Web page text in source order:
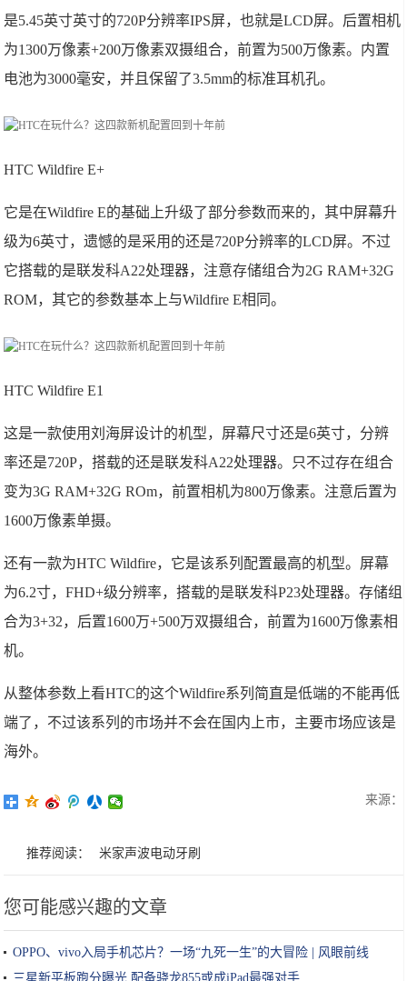
是5.45英寸英寸的720P分辨率IPS屏，也就是LCD屏。后置相机
为1300万像素+200万像素双摄组合，前置为500万像素。内置
电池为3000毫安，并且保留了3.5mm的标准耳机孔。
HTC Wildfire E+
它是在Wildfire E的基础上升级了部分参数而来的，其中屏幕升
级为6英寸，遗憾的是采用的还是720P分辨率的LCD屏。不过
它搭载的是联发科A22处理器，注意存储组合为2G RAM+32G
ROM，其它的参数基本上与Wildfire E相同。
HTC Wildfire E1
这是一款使用刘海屏设计的机型，屏幕尺寸还是6英寸，分辨
率还是720P，搭载的还是联发科A22处理器。只不过存在组合
变为3G RAM+32G ROm，前置相机为800万像素。注意后置为
1600万像素单摄。
还有一款为HTC Wildfire，它是该系列配置最高的机型。屏幕
为6.2寸，FHD+级分辨率，搭载的是联发科P23处理器。存储组
合为3+32，后置1600万+500万双摄组合，前置为1600万像素相
机。
从整体参数上看HTC的这个Wildfire系列简直是低端的不能再低
端了，不过该系列的市场并不会在国内上市，主要市场应该是
海外。
来源：
推荐阅读： 米家声波电动牙刷
您可能感兴趣的文章
OPPO、vivo入局手机芯片？一场“九死一生”的大冒险 | 风眼前线
三星新平板跑分曝光 配备骁龙855或成iPad最强对手